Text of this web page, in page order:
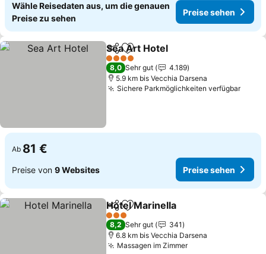
Wähle Reisedaten aus, um die genauen
Preise zu sehen
Preise sehen
TeilenZu Favoriten hinzufügen
Sea Art Hotel
4 Sterne
8,0 Sehr gut
4.189
5.9 km bis Vecchia Darsena
Sichere Parkmöglichkeiten verfügbar
Ab 81 €
Preise von 9 Websites Preise sehen
TeilenZu Favoriten hinzufügen
Hotel Marinella
3 Sterne
8,2 Sehr gut
341
6.8 km bis Vecchia Darsena
Massagen im ZimmerPreise sehen